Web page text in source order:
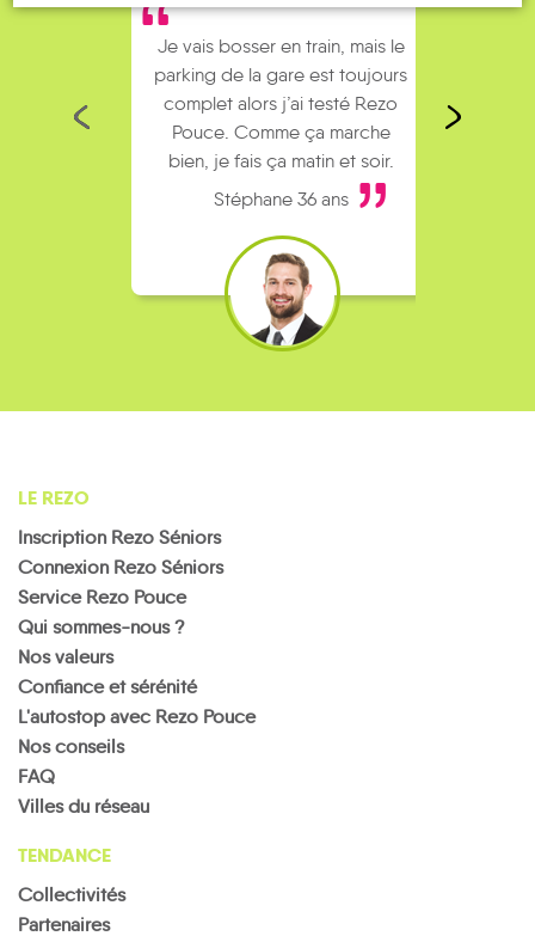
Je vais bosser en train, mais le
parking de la gare est toujours
complet alors j’ai testé Rezo
Pouce. Comme ça marche
bien, je fais ça matin et soir.
Stéphane 36 ans
LE REZO
Inscription Rezo Séniors
Connexion Rezo Séniors
Service Rezo Pouce
Qui sommes-nous ?
Nos valeurs
Confiance et sérénité
L'autostop avec Rezo Pouce
Nos conseils
FAQ
Villes du réseau
TENDANCE
Collectivités
Partenaires